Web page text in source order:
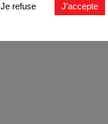
Je refuse J'accepte